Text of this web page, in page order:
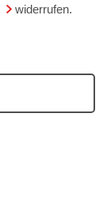
widerrufen.